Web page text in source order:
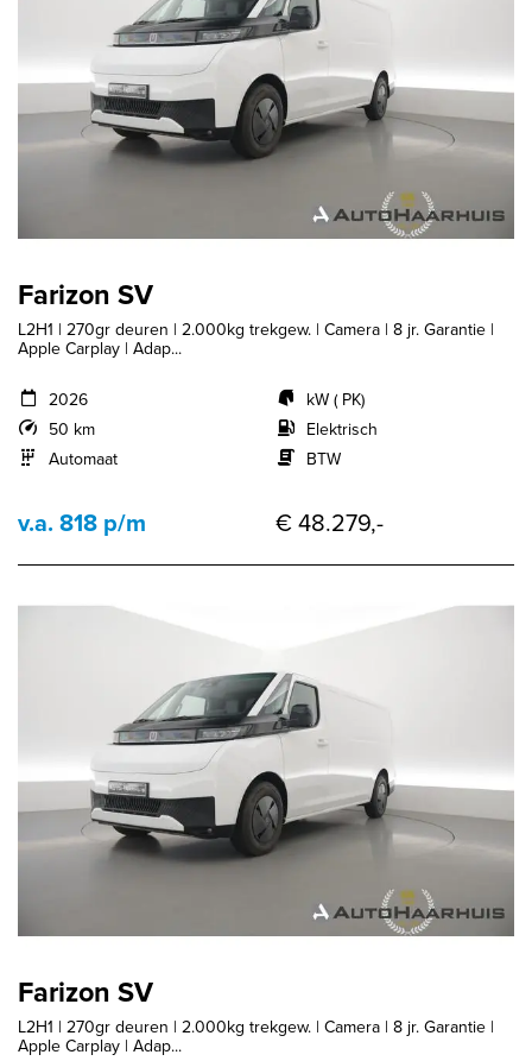
Farizon SV
L2H1 | 270gr deuren | 2.000kg trekgew. | Camera | 8 jr. Garantie |
Apple Carplay | Adap...
2026
50 km
Automaat
kW ( PK)
Elektrisch
BTW
v.a. 818 p/m € 48.279,-
Farizon SV
L2H1 | 270gr deuren | 2.000kg trekgew. | Camera | 8 jr. Garantie |
Apple Carplay | Adap...